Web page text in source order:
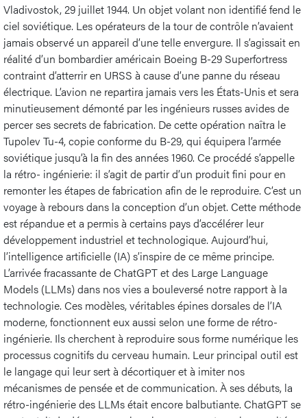
Vladivostok, 29 juillet 1944. Un objet volant non identifié fend le
ciel soviétique. Les opérateurs de la tour de contrôle n’avaient
jamais observé un appareil d’une telle envergure. Il s’agissait en
réalité d’un bombardier américain Boeing B-29 Superfortress
contraint d’atterrir en URSS à cause d’une panne du réseau
électrique. L’avion ne repartira jamais vers les États-Unis et sera
minutieusement démonté par les ingénieurs russes avides de
percer ses secrets de fabrication. De cette opération naîtra le
Tupolev Tu-4, copie conforme du B-29, qui équipera l’armée
soviétique jusqu’à la fin des années 1960. Ce procédé s’appelle
la rétro- ingénierie: il s’agit de partir d’un produit fini pour en
remonter les étapes de fabrication afin de le reproduire. C’est un
voyage à rebours dans la conception d’un objet. Cette méthode
est répandue et a permis à certains pays d’accélérer leur
développement industriel et technologique. Aujourd’hui,
l’intelligence artificielle (IA) s’inspire de ce même principe.
L’arrivée fracassante de ChatGPT et des Large Language
Models (LLMs) dans nos vies a bouleversé notre rapport à la
technologie. Ces modèles, véritables épines dorsales de l’IA
moderne, fonctionnent eux aussi selon une forme de rétro-
ingénierie. Ils cherchent à reproduire sous forme numérique les
processus cognitifs du cerveau humain. Leur principal outil est
le langage qui leur sert à décortiquer et à imiter nos
mécanismes de pensée et de communication. À ses débuts, la
rétro-ingénierie des LLMs était encore balbutiante. ChatGPT se